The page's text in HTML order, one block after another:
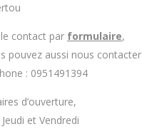
contact par formulaire,
pouvez aussi nous contacter
: 0951491394
d’ouverture,
et Vendredi